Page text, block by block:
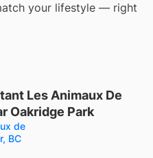
your lifestyle — right
Les Animaux De
Oakridge Park
de
BC